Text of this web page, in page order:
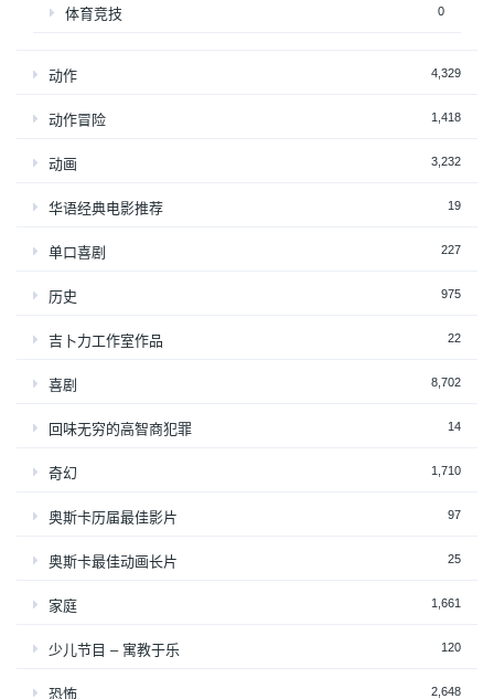
体育竞技 0
动作 4,329
动作冒险 1,418
动画 3,232
华语经典电影推荐 19
单口喜剧 227
历史 975
吉卜力工作室作品 22
喜剧 8,702
回味无穷的高智商犯罪 14
奇幻 1,710
奥斯卡历届最佳影片 97
奥斯卡最佳动画长片 25
家庭 1,661
少儿节目 – 寓教于乐 120
恐怖 2,648